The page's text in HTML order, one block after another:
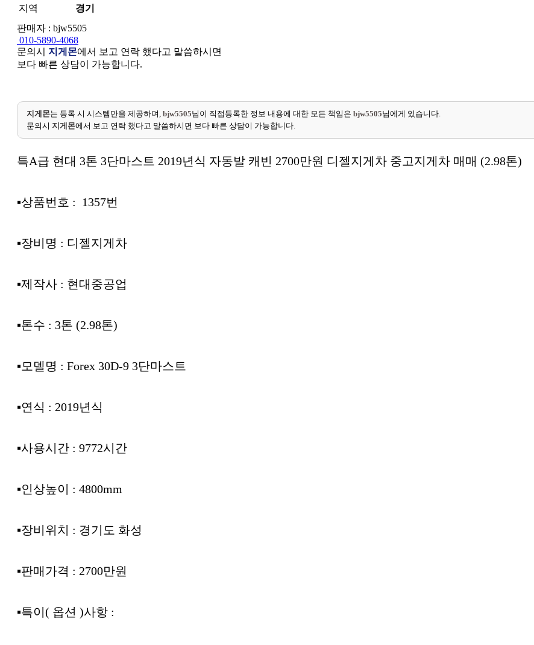
지역
경기
판매자 : bjw5505
010-5890-4068
문의시 지게몬에서 보고 연락 했다고 말씀하시면
보다 빠른 상담이 가능합니다.
지게몬는 등록 시 시스템만을 제공하며, bjw5505님이 직접등록한 정보 내용에 대한 모든 책임은 bjw5505님에게 있습니다.
문의시 지게몬에서 보고 연락 했다고 말씀하시면 보다 빠른 상담이 가능합니다.
특A급 현대 3톤 3단마스트 2019년식 자동발 캐빈 2700만원 디젤지게차 중고지게차 매매 (2.98톤)
▪︎상품번호 : 1357번
▪︎장비명 : 디젤지게차
▪︎제작사 : 현대중공업
▪︎톤수 : 3톤 (2.98톤)
▪︎모델명 : Forex 30D-9 3단마스트
▪︎연식 : 2019년식
▪︎사용시간 : 9772시간
▪︎인상높이 : 4800mm
▪︎장비위치 : 경기도 화성
▪︎판매가격 : 2700만원
▪︎특이( 옵션 )사항 :